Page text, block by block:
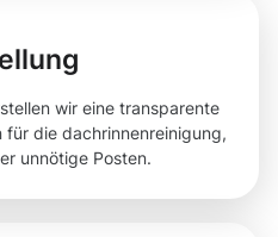
wir eine transparente
für die dachrinnenreinigung,
unnötige Posten.